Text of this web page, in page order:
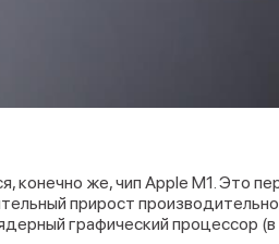
конечно же, чип Apple M1. Это
прирост
графический процессор (в